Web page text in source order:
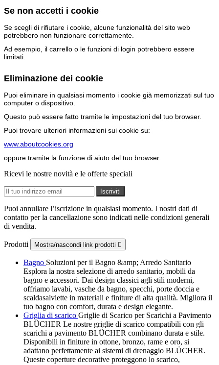
Se non accetti i cookie
Se scegli di rifiutare i cookie, alcune funzionalità del sito web
potrebbero non funzionare correttamente.
Ad esempio, il carrello o le funzioni di login potrebbero essere
limitati.
Eliminazione dei cookie
Puoi eliminare in qualsiasi momento i cookie già memorizzati sul tuo
computer o dispositivo.
Questo può essere fatto tramite le impostazioni del tuo browser.
Puoi trovare ulteriori informazioni sui cookie su:
www.aboutcookies.org
oppure tramite la funzione di aiuto del tuo browser.
Ricevi le nostre novità e le offerte speciali
Puoi annullare l’iscrizione in qualsiasi momento. I nostri dati di
contatto per la cancellazione sono indicati nelle condizioni generali
di vendita.
Prodotti Mostra/nascondi link prodotti 
Bagno Soluzioni per il Bagno &amp; Arredo Sanitario
Esplora la nostra selezione di arredo sanitario, mobili da
bagno e accessori. Dai design classici agli stili moderni,
offriamo lavabi, vasche da bagno, specchi, porte doccia e
scaldasalviette in materiali e finiture di alta qualità. Migliora il
tuo bagno con comfort, durata e design elegante.
Griglia di scarico Griglie di Scarico per Scarichi a Pavimento
BLÜCHER Le nostre griglie di scarico compatibili con gli
scarichi a pavimento BLÜCHER combinano durata e stile.
Disponibili in finiture in ottone, bronzo, rame e oro, si
adattano perfettamente ai sistemi di drenaggio BLÜCHER.
Queste coperture decorative proteggono lo scarico,